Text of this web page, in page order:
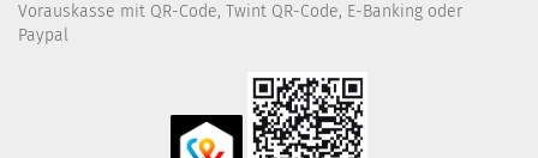
Vorauskasse mit QR-Code, Twint QR-Code, E-Banking oder
Paypal